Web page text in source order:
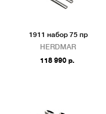
1911 набор 75 пр
HERDMAR
118 990 р.